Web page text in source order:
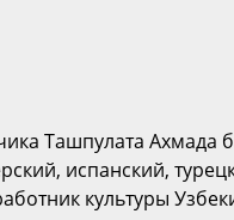
Ташпулата Ахмада
испанский,
культуры